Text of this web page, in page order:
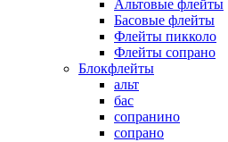
Альтовые флейты
Басовые флейты
Флейты пикколо
Флейты сопрано
Блокфлейты
альт
бас
сопранино
сопрано